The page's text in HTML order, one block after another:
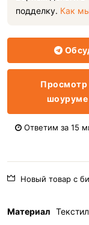
подделку. Как
Просмотр
шоуруме
Ответим за 15
Новый товар с
Материал